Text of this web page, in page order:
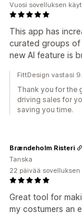
This app has
curated groups of
new AI feature is
Vuosi sovelluksen
FittDesign vastasi
Thank you for the
driving sales for
saving you time.
Great tool for
my costumers an
Brændeholm Risteri
Tanska
22 päivää sovelluksen